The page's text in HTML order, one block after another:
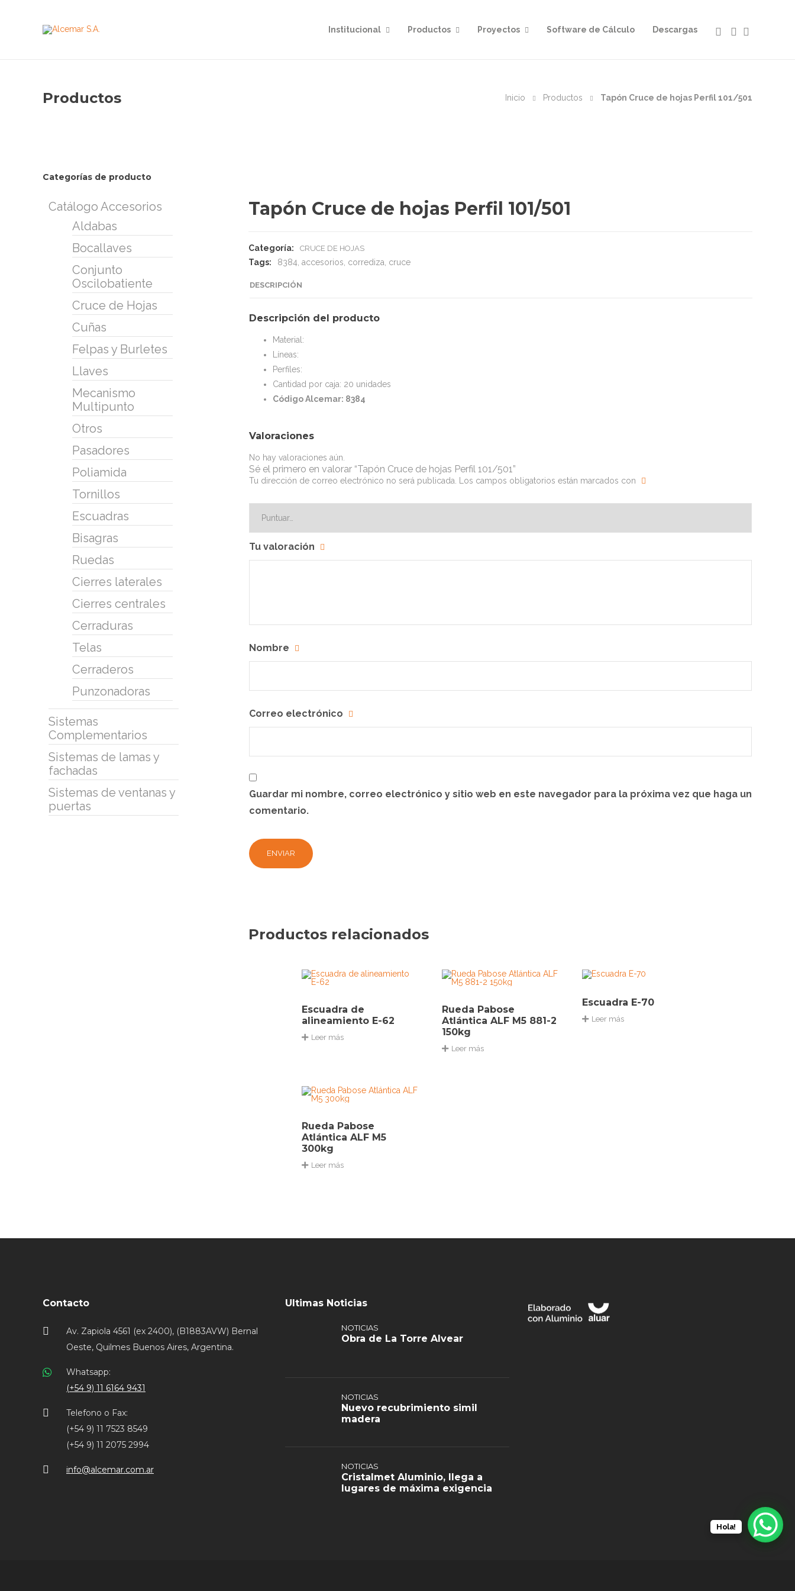
Institucional Productos Proyectos Software de Cálculo Descargas
Productos Inicio Productos Tapón Cruce de hojas Perfil 101/501
Tapón Cruce de hojas Perfil 101/501
Categoría: CRUCE DE HOJAS
Tags: 8384 accesorios corrediza cruce
DESCRIPCIÓN
Descripción del producto
Material:
Líneas:
Perfiles:
Cantidad por caja: 20 unidades
Código Alcemar: 8384
Valoraciones
No hay valoraciones aún.
Sé el primero en valorar “Tapón Cruce de hojas Perfil 101/501”
Tu dirección de correo electrónico no será publicada. Los campos obligatorios están marcados con
Tu valoración
Nombre
Correo electrónico
Guardar mi nombre, correo electrónico y sitio web en este navegador para la próxima vez que haga un
comentario.
Productos relacionados
Escuadra de
alineamiento E-62
Leer más
Rueda Pabose
Atlántica ALF M5 881-2
150kg
Leer más
Escuadra E-70
Leer más
Rueda Pabose
Atlántica ALF M5
300kg
Leer más
Categorías de producto
Catálogo Accesorios
Aldabas
Bocallaves
Conjunto
Oscilobatiente
Cruce de Hojas
Cuñas
Felpas y Burletes
Llaves
Mecanismo
Multipunto
Otros
Pasadores
Poliamida
Tornillos
Escuadras
Bisagras
Ruedas
Cierres laterales
Cierres centrales
Cerraduras
Telas
Cerraderos
Punzonadoras
Sistemas
Complementarios
Sistemas de lamas y
fachadas
Sistemas de ventanas y
puertas
Contacto
Av. Zapiola 4561 (ex 2400), (B1883AVW) Bernal
Oeste, Quilmes Buenos Aires, Argentina.
Whatsapp:
(+54 9) 11 6164 9431
Telefono o Fax:
(+54 9) 11 7523 8549
(+54 9) 11 2075 2994
info@alcemar.com.ar
Ultimas Noticias
NOTICIAS
Obra de La Torre Alvear
NOTICIAS
Nuevo recubrimiento simil
madera
NOTICIAS
Cristalmet Aluminio, llega a
lugares de máxima exigencia
Hola!